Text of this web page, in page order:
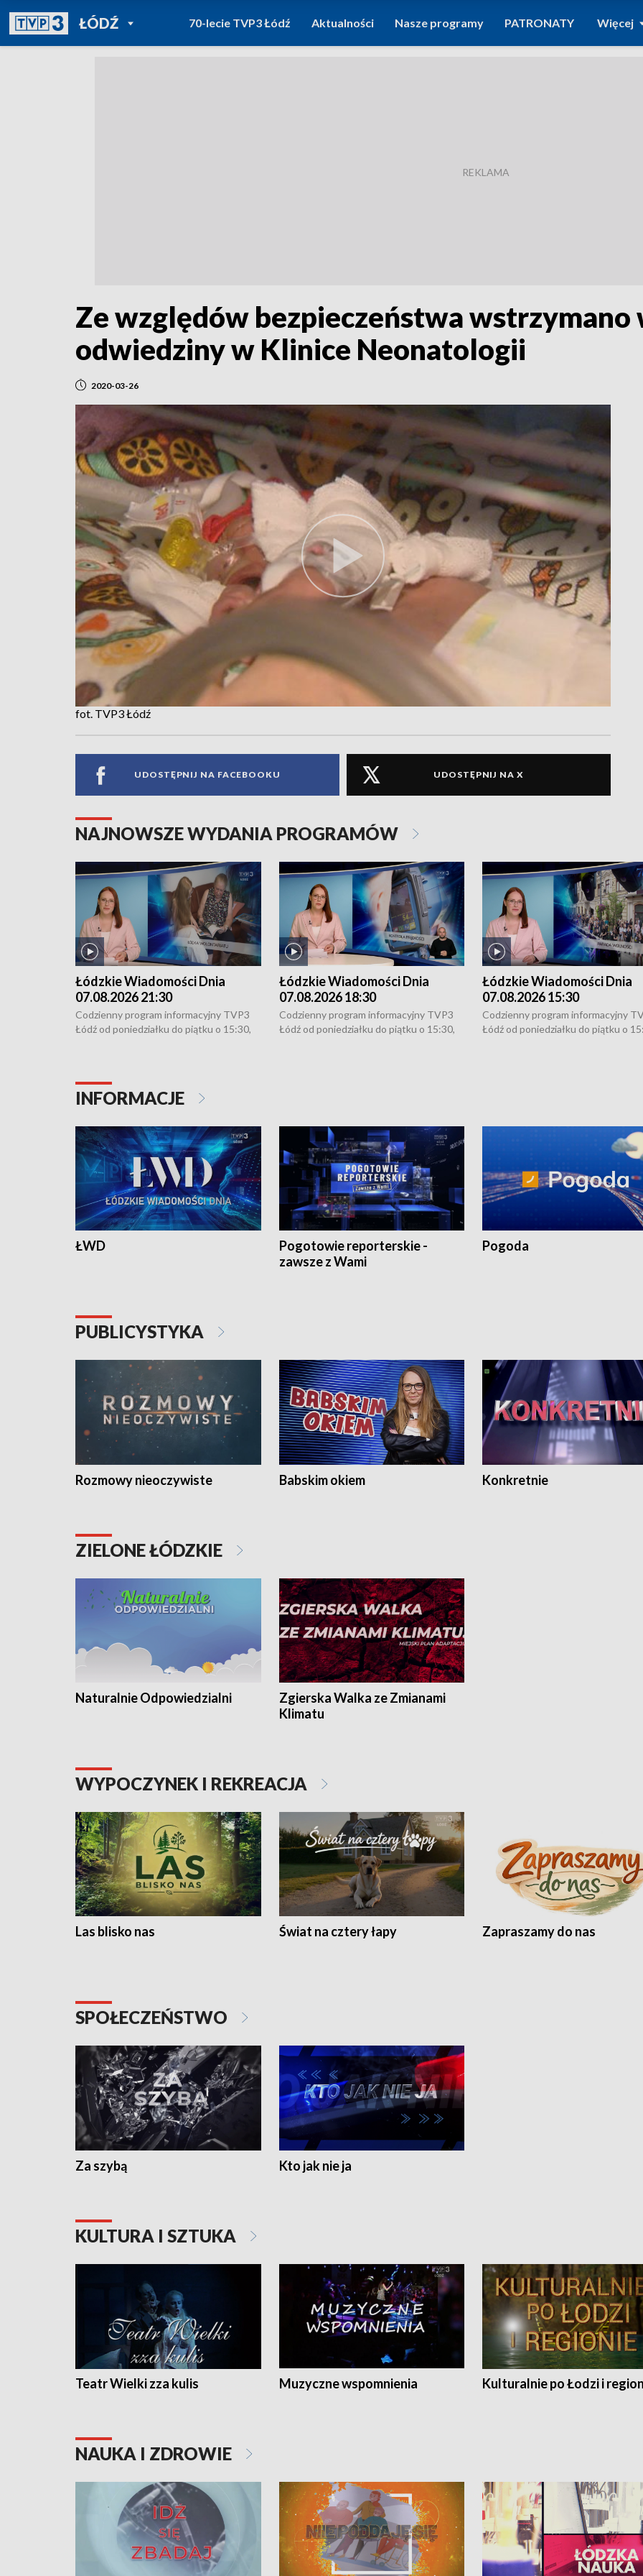
ŁÓDŹPOWRÓT DO
TVP REGIONY
70-lecie TVP3 Łódź Aktualności Nasze programy PATRONATY Więcej
Ze względów bezpieczeństwa wstrzymano
odwiedziny w Klinice Neonatologii
2020-03-26
fot. TVP3 Łódź
UDOSTĘPNIJ NA FACEBOOKU UDOSTĘPNIJ NA X
NAJNOWSZE WYDANIA PROGRAMÓW
Łódzkie Wiadomości Dnia
07.08.2026 21:30
Codzienny program informacyjny TVP3
Łódź od poniedziałku do piątku o 15:30,
Łódzkie Wiadomości Dnia
07.08.2026 18:30
Codzienny program informacyjny TVP3
Łódź od poniedziałku do piątku o 15:30,
Łódzkie Wiadomości Dnia
07.08.2026 15:30
Codzienny program informacyjny
Łódź od poniedziałku do piątku o
INFORMACJE
ŁWD
Pogotowie reporterskie -
zawsze z Wami
Pogoda
PUBLICYSTYKA
Rozmowy nieoczywiste Babskim okiem Konkretnie
ZIELONE ŁÓDZKIE
Naturalnie Odpowiedzialni
Zgierska Walka ze Zmianami
Klimatu
WYPOCZYNEK I REKREACJA
Las blisko nas Świat na cztery łapy Zapraszamy do nas
SPOŁECZEŃSTWO
Za szybą Kto jak nie ja
KULTURA I SZTUKA
Teatr Wielki zza kulis Muzyczne wspomnienia Kulturalnie po Łodzi i
NAUKA I ZDROWIE